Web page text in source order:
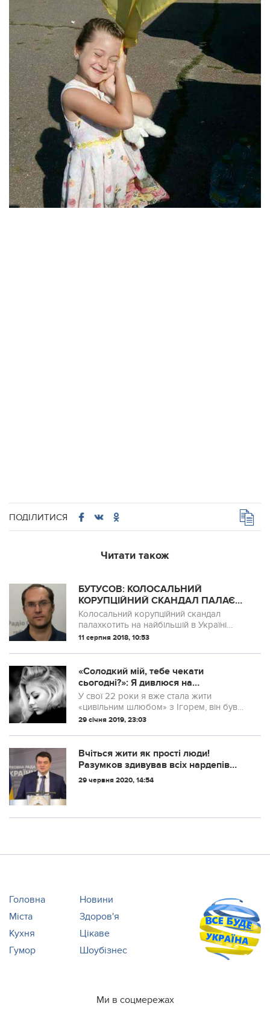
ПОДІЛИТИСЯ
Читати також
БУТУСОВ: КОЛОСАЛЬНИЙ
КОРУПЦІЙНИЙ СКАНДАЛ ПАЛАЄ
НА НАЙБІЛЬШІЙ В УКРАЇНІ
ОДЕСЬКОЇ МИТНИЦІ.
Колосальний корупційний скандал
палахкотить на найбільшій в Україні
Одеської митниці.
11 серпня 2018, 10:53
«Солодкий мій, тебе чекати
сьогодні?»: Я дивлюся на
колишнього і його коханку, а перед
очима той морозний зимовий вечір,
коли він мене грyбо вигнав з дому, а
У свої 22 роки я вже стала жити
«цивільним шлюбом» з Ігорем, він був
старший за мене на 6 років. Все було
любив, було бюагато гарних слів та
обіцянок...
29 січня 2019, 23:03
Вчіться жити як прості люди!
Разумков здивував всіх нардепів
своїми словами..Відео
29 червня 2020, 14:54
Головна
Новини
Міста
Здоров'я
Кухня
Цікаве
Гумор
Шоубізнес
Ми в соцмережах